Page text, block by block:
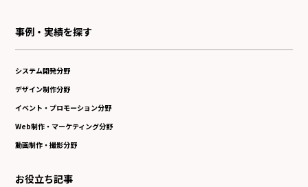
事例・実績を探す
システム開発分野
デザイン制作分野
イベント・プロモーション分野
Web制作・マーケティング分野
動画制作・撮影分野
お役立ち記事